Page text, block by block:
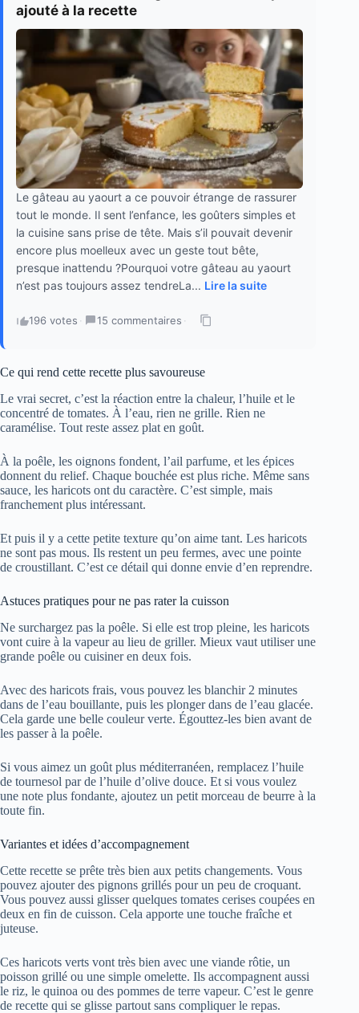
ajouté à la recette
Le gâteau au yaourt a ce pouvoir étrange de rassurer
tout le monde. Il sent l’enfance, les goûters simples et
la cuisine sans prise de tête. Mais s’il pouvait devenir
encore plus moelleux avec un geste tout bête,
presque inattendu ?Pourquoi votre gâteau au yaourt
n’est pas toujours assez tendreLa... Lire la suite
196 votes · 15 commentaires ·
Ce qui rend cette recette plus savoureuse
Le vrai secret, c’est la réaction entre la chaleur, l’huile et le
concentré de tomates. À l’eau, rien ne grille. Rien ne
caramélise. Tout reste assez plat en goût.
À la poêle, les oignons fondent, l’ail parfume, et les épices
donnent du relief. Chaque bouchée est plus riche. Même sans
sauce, les haricots ont du caractère. C’est simple, mais
franchement plus intéressant.
Et puis il y a cette petite texture qu’on aime tant. Les haricots
ne sont pas mous. Ils restent un peu fermes, avec une pointe
de croustillant. C’est ce détail qui donne envie d’en reprendre.
Astuces pratiques pour ne pas rater la cuisson
Ne surchargez pas la poêle. Si elle est trop pleine, les haricots
vont cuire à la vapeur au lieu de griller. Mieux vaut utiliser une
grande poêle ou cuisiner en deux fois.
Avec des haricots frais, vous pouvez les blanchir 2 minutes
dans de l’eau bouillante, puis les plonger dans de l’eau glacée.
Cela garde une belle couleur verte. Égouttez-les bien avant de
les passer à la poêle.
Si vous aimez un goût plus méditerranéen, remplacez l’huile
de tournesol par de l’huile d’olive douce. Et si vous voulez
une note plus fondante, ajoutez un petit morceau de beurre à la
toute fin.
Variantes et idées d’accompagnement
Cette recette se prête très bien aux petits changements. Vous
pouvez ajouter des pignons grillés pour un peu de croquant.
Vous pouvez aussi glisser quelques tomates cerises coupées en
deux en fin de cuisson. Cela apporte une touche fraîche et
juteuse.
Ces haricots verts vont très bien avec une viande rôtie, un
poisson grillé ou une simple omelette. Ils accompagnent aussi
le riz, le quinoa ou des pommes de terre vapeur. C’est le genre
de recette qui se glisse partout sans compliquer le repas.